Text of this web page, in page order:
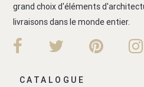
grand choix d'éléments
livraisons dans le monde entier.
CATALOGUE